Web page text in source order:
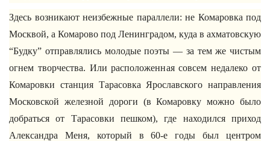
Здесь возникают неизбежные параллели: не Комаровка под
Москвой, а Комарово под Ленинградом, куда в ахматовскую
“Будку” отправлялись молодые поэты — за тем же чистым
огнем творчества. Или расположенная совсем недалеко от
Комаровки станция Тарасовка Ярославского направления
Московской железной дороги (в Комаровку можно было
добраться от Тарасовки пешком), где находился приход
Александра Меня, который в 60-е годы был центром